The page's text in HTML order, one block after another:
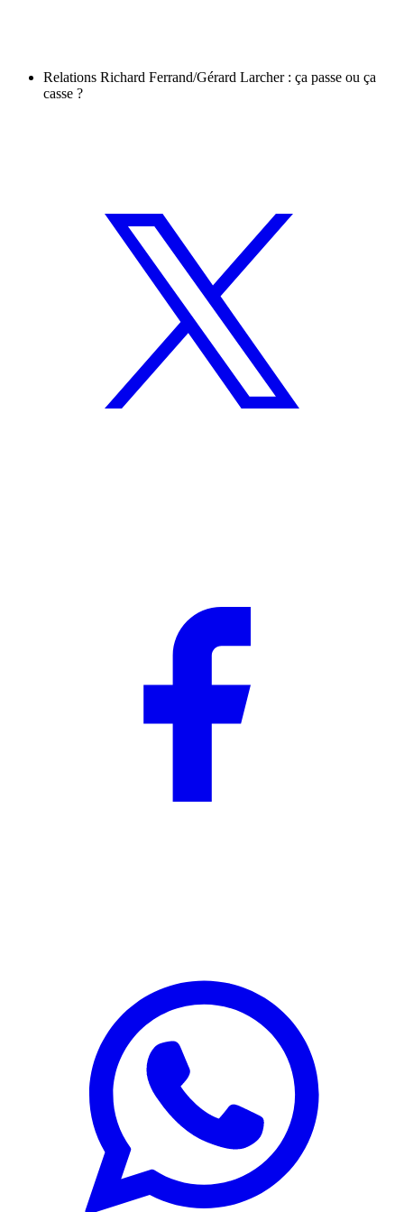
Relations Richard Ferrand/Gérard Larcher : ça passe ou ça
casse ?